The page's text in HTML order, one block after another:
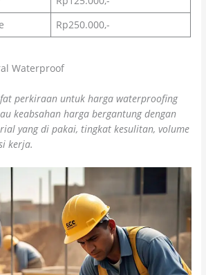
Rp250.000,-
Waterproof
perkiraan untuk harga waterproofing
keabsahan harga bergantung dengan
yang di pakai, tingkat kesulitan, volume
kerja.